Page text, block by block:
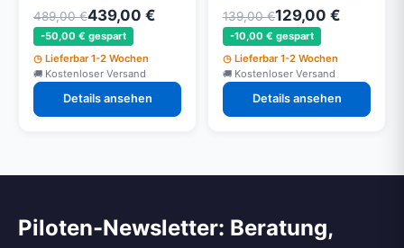
Moster 185
489,00 €439,00 €
-50,00 € gespart
Lieferbar 1-2 Wochen
Kostenloser Versand
Details ansehen
Moster 185 Plus
139,00 €129,00 €
-10,00 € gespart
Lieferbar 1-2 Wochen
Kostenloser Versand
Details ansehen
Piloten-Newsletter: Beratung,